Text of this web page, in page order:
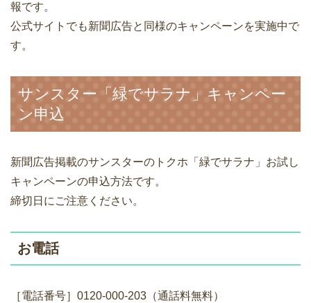
報です。
公式サイトでも新聞広告と同様のキャンペーンを実施中で
す。
サンスター「緑でサラナ」キャンペー
ン申込
新聞広告掲載のサンスターのトクホ「緑でサラナ」お試し
キャンペーンの申込方法です。
締切日にご注意ください。
お電話
［電話番号］0120-000-203（通話料無料）